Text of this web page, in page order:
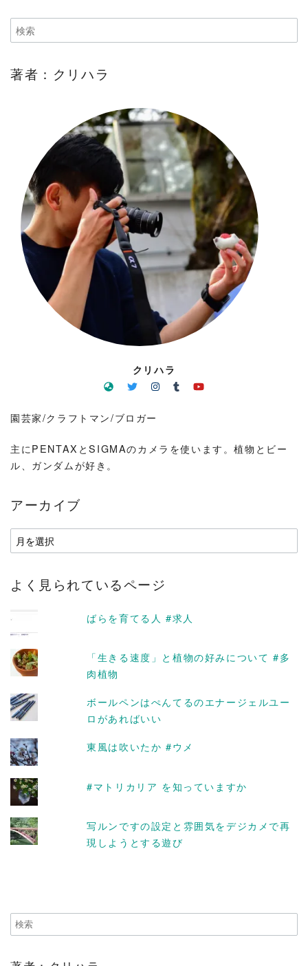
著者：クリハラ
クリハラ
園芸家/クラフトマン/ブロガー
主にPENTAXとSIGMAのカメラを使います。植物とビー
ル、ガンダムが好き。
アーカイブ
ア
ー
イ
よく見られているページ
ばらを育てる人 #求人
「生きる速度」と植物の好みについて #多
肉植物
ボールペンはぺんてるのエナージェルユー
ロがあればいい
東風は吹いたか #ウメ
#マトリカリア を知っていますか
写ルンですの設定と雰囲気をデジカメで再
現しようとする遊び